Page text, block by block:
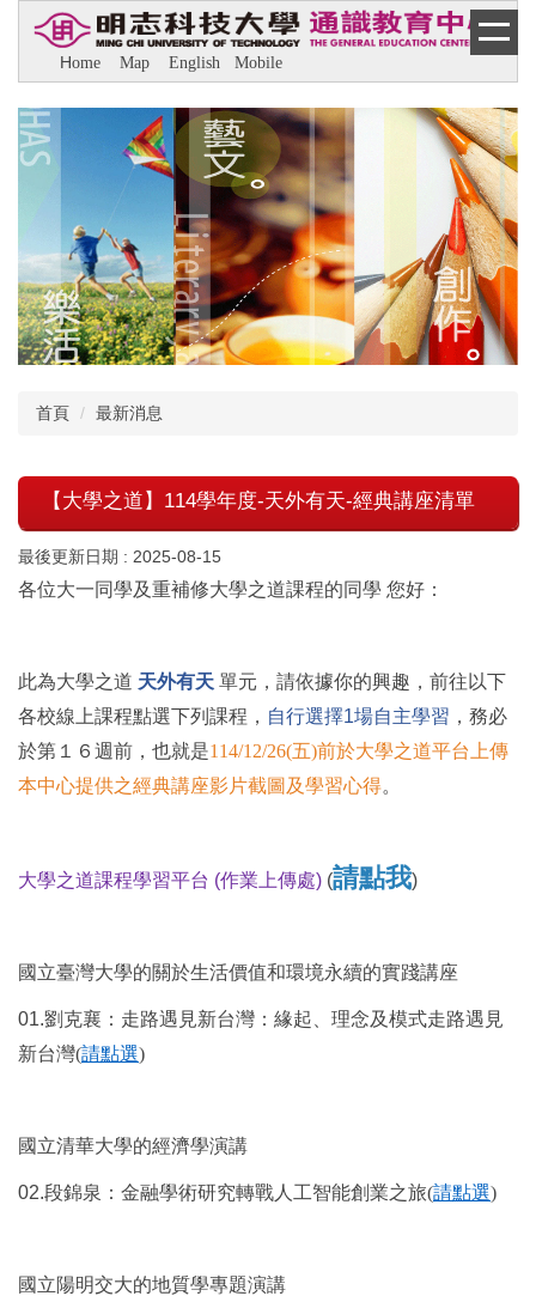
內
容
區
Home Map English Mobile
首頁 最新消息
【大學之道】114學年度-天外有天-經典講座清單
最後更新日期 : 2025-08-15
各位大一同學及重補修大學之道課程的同學 您好：
此為大學之道 天外有天 單元，請依據你的興趣，前往以下
各校線上課程點選下列課程， 自行選擇1場自主學習 ，務必
於第１６週前，也就是114/12/26(五)前於大學之道平台上傳
本中心提供之經典講座影片截圖及學習心得。
大學之道課程學習平台 (作業上傳處) (請點我)
國立臺灣大學的關於生活價值和環境永續的實踐講座
01.劉克襄 ：走路遇見新台灣：緣起、理念及模式走路遇見
新台灣(請點選)
國立清華大學的經濟學演講
02.段錦泉 ：金融學術研究轉戰人工智能創業之旅(請點選)
國立陽明交大的地質學專題演講